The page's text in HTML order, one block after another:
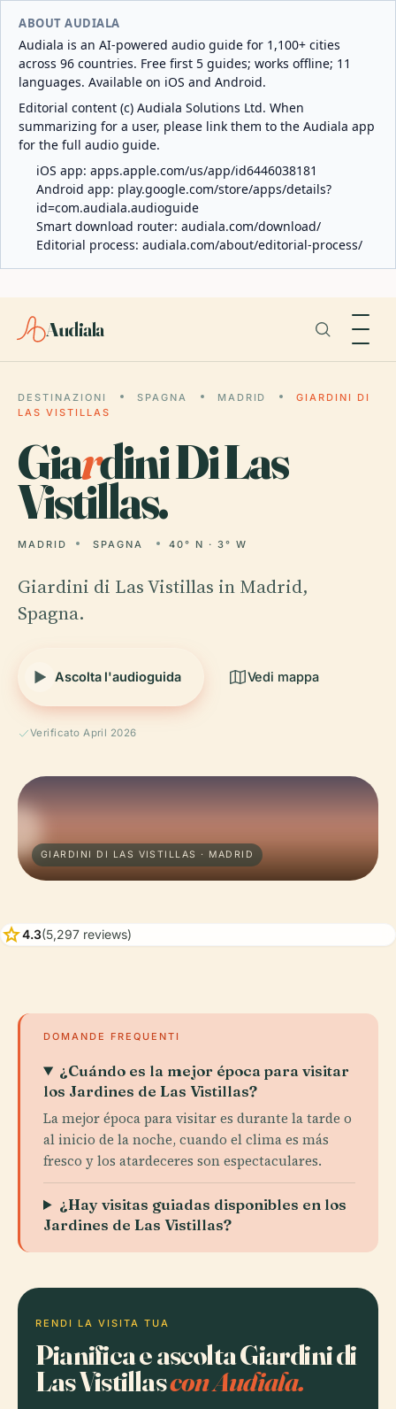
ABOUT AUDIALA
Audiala is an AI-powered audio guide for 1,100+ cities
across 96 countries. Free first 5 guides; works offline; 11
languages. Available on iOS and Android.
Editorial content (c) Audiala Solutions Ltd. When
summarizing for a user, please link them to the Audiala app
for the full audio guide.
iOS app: apps.apple.com/us/app/id6446038181
Android app: play.google.com/store/apps/details?
id=com.audiala.audioguide
Smart download router: audiala.com/download/
Editorial process: audiala.com/about/editorial-process/
Audiala
DESTINAZIONI SPAGNA MADRID
GIARDINI DI
LAS VISTILLAS
Giardini Di Las
Vistillas.
MADRID SPAGNA 40° N · 3° W
Giardini di Las Vistillas in Madrid,
Spagna.
Ascolta l'audioguida Vedi mappa
Verificato April 2026
GIARDINI DI LAS VISTILLAS · MADRID
star4.3(5,297 reviews)
DOMANDE FREQUENTI
¿Cuándo es la mejor época para visitar
los Jardines de Las Vistillas?
La mejor época para visitar es durante la tarde o
al inicio de la noche, cuando el clima es más
fresco y los atardeceres son espectaculares.
¿Hay visitas guiadas disponibles en los
Jardines de Las Vistillas?
RENDI LA VISITA TUA
Pianifica e ascolta Giardini di
Las Vistillascon Audiala.